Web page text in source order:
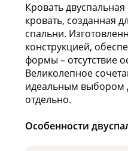
Кровать
кровать, созданная
спальни.
конструкцией,
формы – отсутствие
Великолепное
идеальным выбором
отдельно.
Особенности